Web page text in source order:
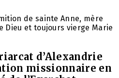
de sainte Anne, mère
Dieu et toujours vierge Marie
d’Alexandrie
missionnaire en